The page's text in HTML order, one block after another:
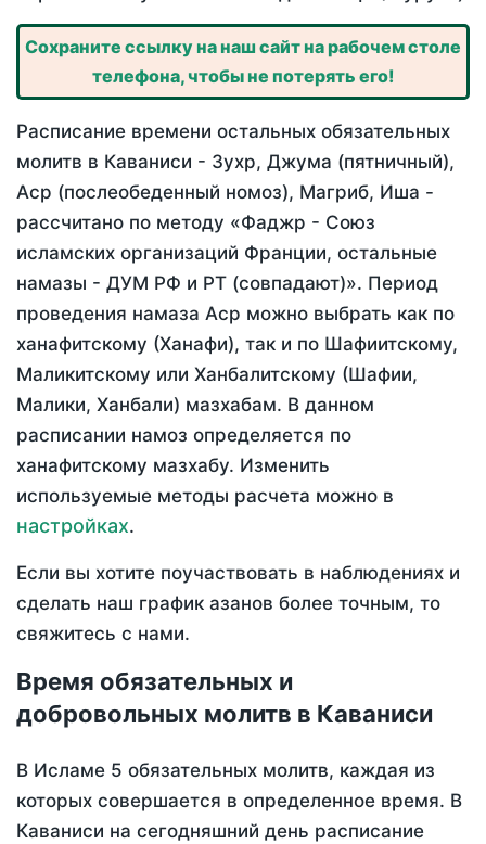
Сохраните ссылку на наш сайт на рабочем столе
телефона, чтобы не потерять его!
Расписание времени остальных обязательных
молитв в Каваниси - Зухр, Джума (пятничный),
Аср (послеобеденный номоз), Магриб, Иша -
рассчитано по методу «Фаджр - Союз
исламских организаций Франции, остальные
намазы - ДУМ РФ и РТ (совпадают)». Период
проведения намаза Аср можно выбрать как по
ханафитскому (Ханафи), так и по Шафиитскому,
Маликитскому или Ханбалитскому (Шафии,
Малики, Ханбали) мазхабам. В данном
расписании намоз определяется по
ханафитскому мазхабу. Изменить
используемые методы расчета можно в
настройках.
Если вы хотите поучаствовать в наблюдениях и
сделать наш график азанов более точным, то
свяжитесь с нами.
Время обязательных и
добровольных молитв в Каваниси
В Исламе 5 обязательных молитв, каждая из
которых совершается в определенное время. В
Каваниси на сегодняшний день расписание